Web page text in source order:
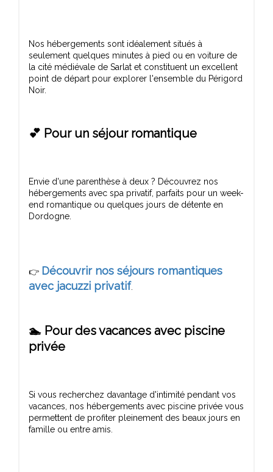
Nos hébergements sont idéalement situés à
seulement quelques minutes à pied ou en voiture de
la cité médiévale de Sarlat et constituent un excellent
point de départ pour explorer l'ensemble du Périgord
💕 Pour un séjour romantique
Envie d'une parenthèse à deux ? Découvrez nos
hébergements avec spa privatif, parfaits pour un week-
end romantique ou quelques jours de détente en
👉 Découvrir nos séjours romantiques
avec jacuzzi privatif
🏊 Pour des vacances avec piscine
privée
Si vous recherchez davantage d'intimité pendant vos
vacances, nos hébergements avec piscine privée vous
permettent de profiter pleinement des beaux jours en